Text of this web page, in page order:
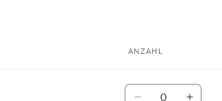
ANZAHL
Anzahl